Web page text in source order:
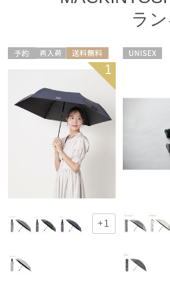
ラ
送料無料 1
+1